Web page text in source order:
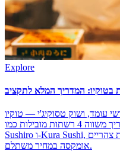
Explore
בטוקיו: המדריך המלא לתקציב
בר סושי עומד, ושוק טסוקיג'י — טוקיו
מציעה סושי טרי לכל תקציב. המדריך משווה 4 רשתות מובילות כמו
Sushiro ו-Kura Sushi, ומסביר איך להזמין ולמצוא ארוחת צהריים
אומקסה במחיר משתלם.